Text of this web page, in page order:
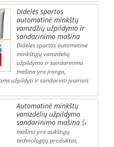
Didelės spartos
automatinė minkštų
vamzdžių užpildymo ir
sandarinimo mašina
Didelės spartos automatinė
minkštųjų vamzdelių
užpildymo ir sandarinimo
mašina yra įranga,
užpildyti ir sandarinti įvairiais
Automatinė minkštų
vamzdelių užpildymo
sandarinimo mašina Ši
mašina yra aukštųjų
technologijų produktas,